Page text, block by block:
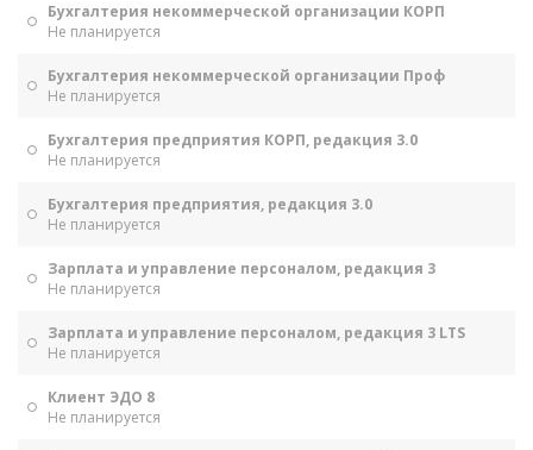
Бухгалтерия некоммерческой организации КОРП
Не планируется
Бухгалтерия некоммерческой организации Проф
Не планируется
Бухгалтерия предприятия КОРП, редакция 3.0
Не планируется
Бухгалтерия предприятия, редакция 3.0
Не планируется
Зарплата и управление персоналом, редакция 3
Не планируется
Зарплата и управление персоналом, редакция 3 LTS
Не планируется
Клиент ЭДО 8
Не планируется